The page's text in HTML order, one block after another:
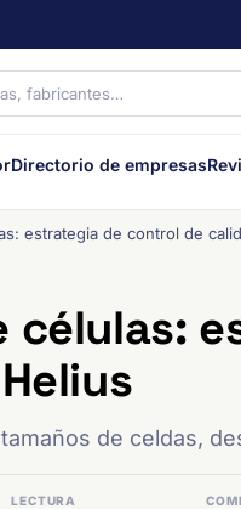
Directorio de empresas
estrategia de control de
células:
de celdas,
LECTURA